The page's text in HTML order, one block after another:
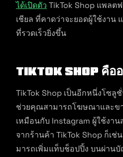
ได้เปิดตัว TikTok Shop แพลต
เชียล ที่คาดว่าจะยอดผู้ใช้งา
ที่รวดเร็วยิ่งขึ้น
TikTok Shop คืออ
TikTok Shop เป็นอีกหนึ่งโซลู
ช่วยคุณสามารถโฆษณาและข
เหมือนกับ Instagram ผู้ใช้งา
จากร้านค้า TikTok Shop ก็เ
มารถเพิ่มแท็บช็อปปิ้ง บนผ่าน